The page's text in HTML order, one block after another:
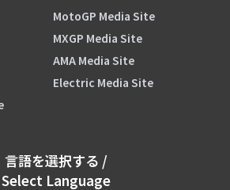
MotoGP Media Site
MXGP Media Site
AMA Media Site
Electric Media Site
言語を選択する /
Select Language